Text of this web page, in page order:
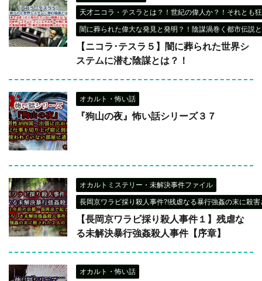
天才ニコラ・テスラとは？！世紀の偉人か？！それとも
闇に葬られた偉大な発見と発明？！陰謀渦巻く都市伝説
【ニコラ･テスラ５】闇に葬られた世界シ
ステムに潜む陰謀とは？！
オカルト・怖い話
『狗山の夜』怖い話シリーズ３７
オカルトミステリー・未解決事件ファイル
長岡京ワラビ採り殺人事件?!残虐なる暴行強姦の末に殺
【長岡京ワラビ採り殺人事件１】残虐な
る未解決暴行強姦殺人事件【序章】
オカルト・怖い話